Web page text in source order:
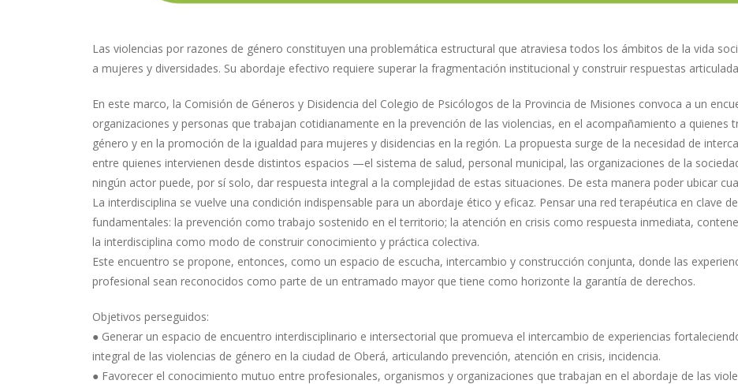
Las violencias por razones de género constituyen una problemática estructural que atraviesa todos los ámbitos de la vida
a mujeres y diversidades. Su abordaje efectivo requiere superar la fragmentación institucional y construir respuestas
En este marco, la Comisión de Géneros y Disidencia del Colegio de Psicólogos de la Provincia de Misiones convoca a un
organizaciones y personas que trabajan cotidianamente en la prevención de las violencias, en el acompañamiento a quienes
género y en la promoción de la igualdad para mujeres y disidencias en la región. La propuesta surge de la necesidad de
entre quienes intervienen desde distintos espacios —el sistema de salud, personal municipal, las organizaciones de la
ningún actor puede, por sí solo, dar respuesta integral a la complejidad de estas situaciones. De esta manera poder ubicar
La interdisciplina se vuelve una condición indispensable para un abordaje ético y eficaz. Pensar una red terapéutica en clave
fundamentales: la prevención como trabajo sostenido en el territorio; la atención en crisis como respuesta inmediata,
la interdisciplina como modo de construir conocimiento y práctica colectiva.
Este encuentro se propone, entonces, como un espacio de escucha, intercambio y construcción conjunta, donde las
profesional sean reconocidos como parte de un entramado mayor que tiene como horizonte la garantía de derechos.
Objetivos perseguidos:
● Generar un espacio de encuentro interdisciplinario e intersectorial que promueva el intercambio de experiencias
integral de las violencias de género en la ciudad de Oberá, articulando prevención, atención en crisis, incidencia.
● Favorecer el conocimiento mutuo entre profesionales, organismos y organizaciones que trabajan en el abordaje de las